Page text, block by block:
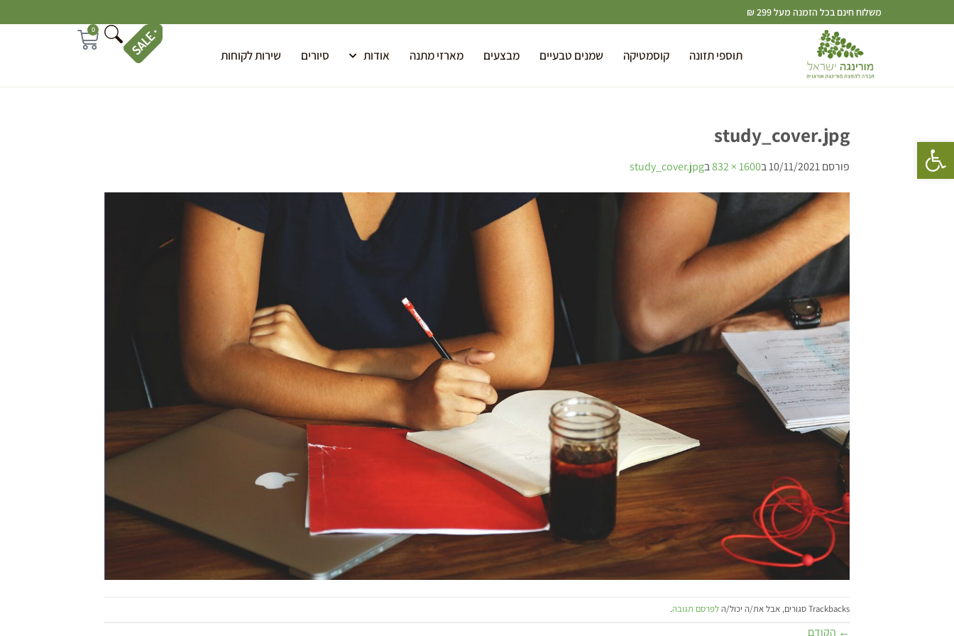
פתח סרגל נגישות
משלוח חינם בכל הזמנה מעל 299 ₪
תוספי תזונה קוסמטיקה שמנים טבעיים מבצעים מארזי מתנה אודות סיורים שירות לקוחות
0
study_cover.jpg
פורסם10/11/2021ב1600 × 832 בstudy_cover.jpg
Trackbacks סגורים, אבל את/ה יכול/ה לפרסם תגובה.
← הקודם